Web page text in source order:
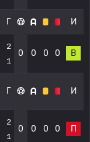
Г И
2
1
0 0 0 0 В
Г И
2
1
0 0 0 0 П